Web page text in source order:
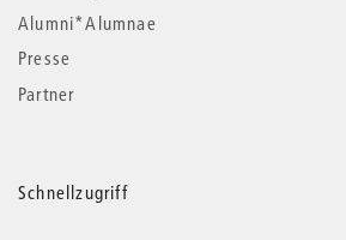
Alumni*Alumnae
Presse
Partner
Schnellzugriff